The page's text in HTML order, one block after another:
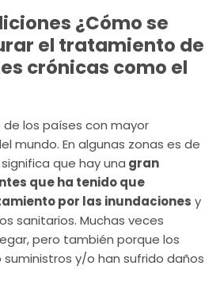
¿Cómo se
el tratamiento de
crónicas como el
los países con mayor
mundo. En algunas zonas es de
significa que hay una gran
que ha tenido que
por las inundaciones y
sanitarios. Muchas veces
pero también porque los
y/o han sufrido daños